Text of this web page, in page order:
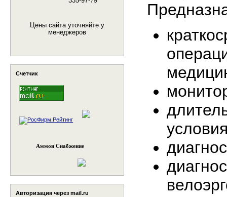
Цены сайта уточняйте у
менеджеров
Счетчик
Аммон Снабжение
Авторизация через mail.ru